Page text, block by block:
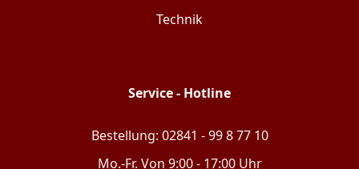
Technik
Service - Hotline
Bestellung: 02841 - 99 8 77 10
Mo.-Fr. Von 9:00 - 17:00 Uhr